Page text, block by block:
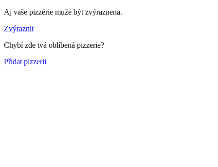
Aj vaše pizzérie muže být zvýraznena.
Zvýraznit
Chybí zde tvá oblíbená pizzerie?
Přidat pizzerii